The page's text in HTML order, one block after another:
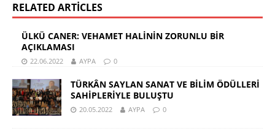
RELATED ARTICLES
ÜLKÜ CANER: VEHAMET HALİNİN ZORUNLU BİR
AÇIKLAMASI
22.06.2022 AYPA 0
TÜRKÂN SAYLAN SANAT VE BİLİM ÖDÜLLERİ
SAHİPLERİYLE BULUŞTU
20.05.2022 AYPA 0